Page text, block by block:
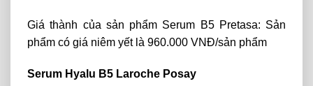
Giá thành của sản phẩm Serum B5 Pretasa: Sản
phẩm có giá niêm yết là 960.000 VNĐ/sản phẩm
Serum Hyalu B5 Laroche Posay